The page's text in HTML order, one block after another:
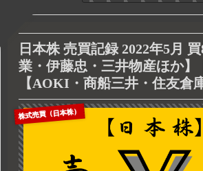
日本株 売買記録 2022年5月
業・伊藤忠・三井物産ほか】
【AOKI・商船三井・住友倉
株式売買（日本株）